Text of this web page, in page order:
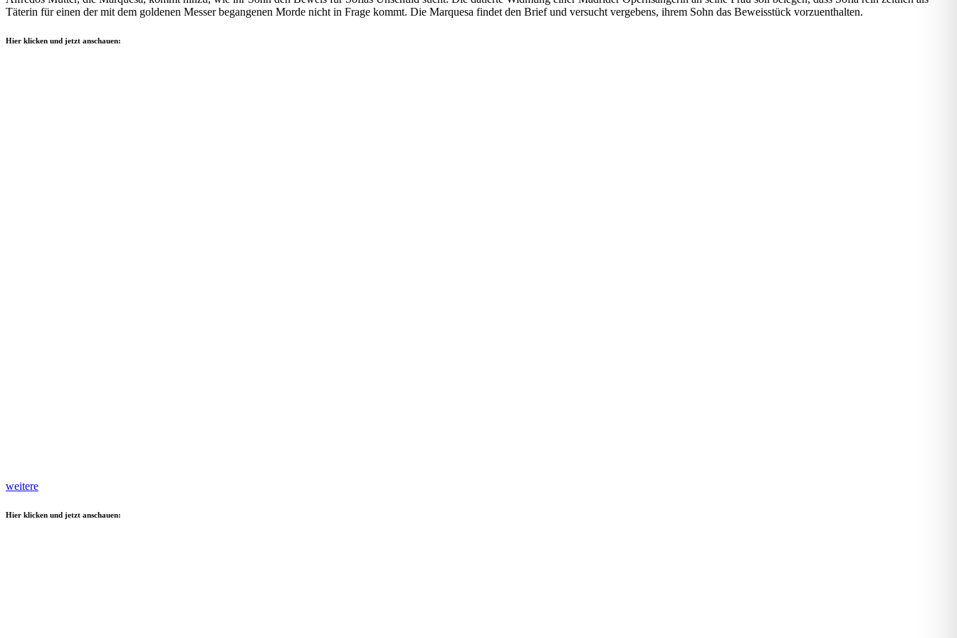
Täterin für einen der mit dem goldenen Messer begangenen Morde nicht in Frage kommt. Die Marquesa findet den Brief und versucht vergebens, ihrem Sohn das Beweisstück vorzuenthalten.
Hier klicken und jetzt anschauen:
weitere
Hier klicken und jetzt anschauen: